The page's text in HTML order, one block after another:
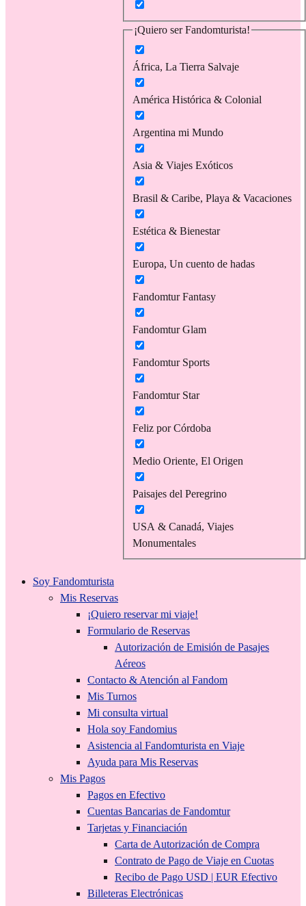
¡Quiero ser Fandomturista!
África, La Tierra Salvaje
América Histórica & Colonial
Argentina mi Mundo
Asia & Viajes Exóticos
Brasil & Caribe, Playa & Vacaciones
Estética & Bienestar
Europa, Un cuento de hadas
Fandomtur Fantasy
Fandomtur Glam
Fandomtur Sports
Fandomtur Star
Feliz por Córdoba
Medio Oriente, El Origen
Paisajes del Peregrino
USA & Canadá, Viajes
Monumentales
Soy Fandomturista
Mis Reservas
¡Quiero reservar mi viaje!
Formulario de Reservas
Autorización de Emisión de Pasajes
Aéreos
Contacto & Atención al Fandom
Mis Turnos
Mi consulta virtual
Hola soy Fandomius
Asistencia al Fandomturista en Viaje
Ayuda para Mis Reservas
Mis Pagos
Pagos en Efectivo
Cuentas Bancarias de Fandomtur
Tarjetas y Financiación
Carta de Autorización de Compra
Contrato de Pago de Viaje en Cuotas
Recibo de Pago USD | EUR Efectivo
Billeteras Electrónicas